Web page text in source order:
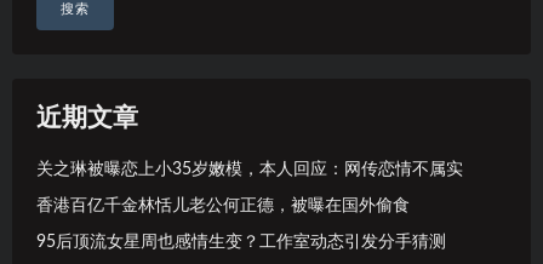
搜索
近期文章
关之琳被曝恋上小35岁嫩模，本人回应：网传恋情不属实
香港百亿千金林恬儿老公何正德，被曝在国外偷食
95后顶流女星周也感情生变？工作室动态引发分手猜测